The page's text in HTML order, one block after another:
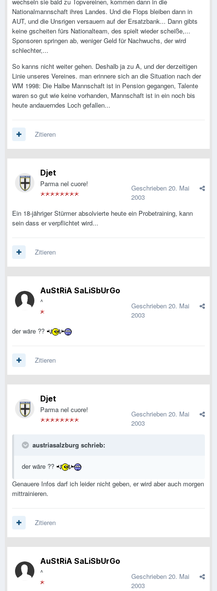
wechseln sie bald zu Topvereinen, kommen dann in die
Nationalmannschaft ihres Landes. Und die Flops bleiben dann in
AUT, und die Unsrigen versauern auf der Ersatzbank... Dann gibts
keine gscheiten fürs Nationalteam, des spielt wieder scheiße,...
Sponsoren springen ab, weniger Geld für Nachwuchs, der wird
schlechter,...
So kanns nicht weiter gehen. Deshalb ja zu A, und der derzeitigen
Linie unseres Vereines. man erinnere sich an die Situation nach der
WM 1998: Die Halbe Mannschaft ist in Pension gegangen, Talente
waren so gut wie keine vorhanden, Mannschaft ist in ein noch bis
heute andauerndes Loch gefallen...
Zitieren
Djet
Parma nel cuore! Geschrieben 20. Mai
2003
Ein 18-jähriger Stürmer absolvierte heute ein Probetraining, kann
sein dass er verpflichtet wird...
Zitieren
AuStRiA SaLiSbUrGo
^ Geschrieben 20. Mai
2003
der wäre ??
Zitieren
Djet
Parma nel cuore! Geschrieben 20. Mai
2003
austriasalzburg schrieb:
der wäre ??
Genauere Infos darf ich leider nicht geben, er wird aber auch morgen
mittrainieren.
Zitieren
AuStRiA SaLiSbUrGo
^ Geschrieben 20. Mai
2003